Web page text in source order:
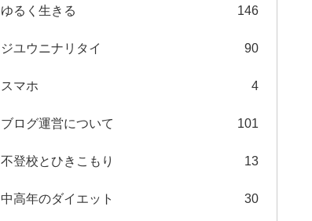
ゆるく生きる 146
ジユウニナリタイ 90
スマホ 4
ブログ運営について 101
不登校とひきこもり 13
中高年のダイエット 30